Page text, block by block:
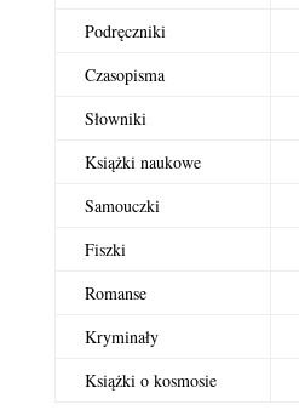
Podręczniki
Czasopisma
Słowniki
Książki naukowe
Samouczki
Fiszki
Romanse
Kryminały
Książki o kosmosie